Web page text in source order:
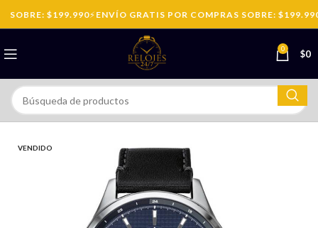
SOBRE: $199.990⚡ENVÍO GRATIS POR COMPRAS SOBRE: $199.990
0 $0
VENDIDO